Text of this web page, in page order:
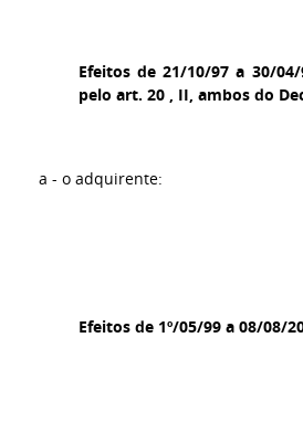
Efeitos de 21/10/97 a 30/
pelo art. 20 , II, ambos do
a - o adquirente:
Efeitos de 1º/05/99 a 08/08/